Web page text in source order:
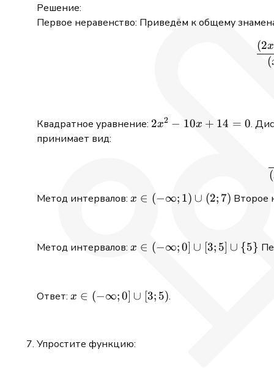
Решение:
Первое неравенство: Приведём к общему
(
(2x
Квадратное уравнение: 2x²
2x2 − 10x + 14 = 0.
принимает вид:
(
Метод интервалов: x \in (-
(2;7)
x ∈ (−∞; 1) ∪ (2; 7) Второе
Метод интервалов: x \in (-
\cup\
{5\}
x ∈ (−∞;0] ∪ [3; 5] ∪ {5}
Ответ: x \in (-
x ∈ (−∞;0] ∪ [3; 5).
Упростите функцию: